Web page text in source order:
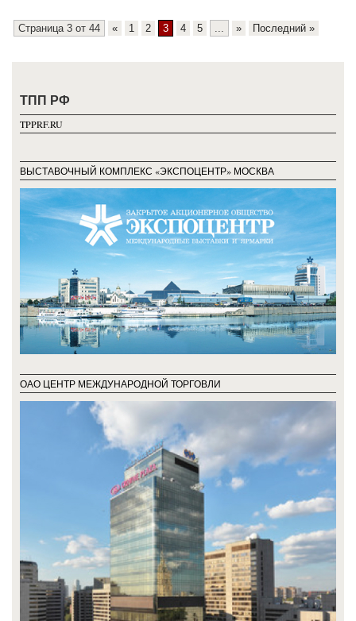
Страница 3 от 44 « 1 2 3 4 5 ... » Последний »
ТПП РФ
TPPRF.RU
ВЫСТАВОЧНЫЙ КОМПЛЕКС «ЭКСПОЦЕНТР» МОСКВА
ОАО ЦЕНТР МЕЖДУНАРОДНОЙ ТОРГОВЛИ